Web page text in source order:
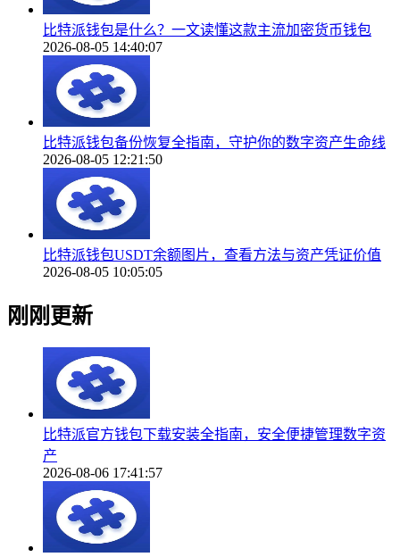
比特派钱包是什么？一文读懂这款主流加密货币钱包
2026-08-05 14:40:07
比特派钱包备份恢复全指南，守护你的数字资产生命线
2026-08-05 12:21:50
比特派钱包USDT余额图片，查看方法与资产凭证价值
2026-08-05 10:05:05
刚刚更新
比特派官方钱包下载安装全指南，安全便捷管理数字资
产
2026-08-06 17:41:57